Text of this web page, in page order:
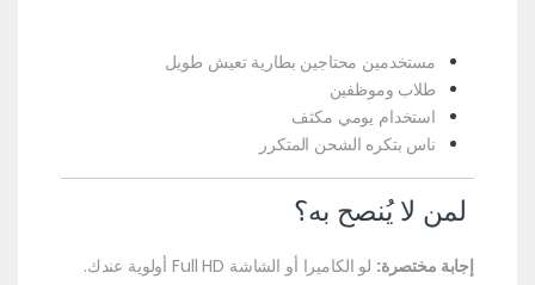
مستخدمين محتاجين بطارية تعيش طويل
طلاب وموظفين
استخدام يومي مكثف
ناس بتكره الشحن المتكرر
لمن لا يُنصح به؟
إجابة مختصرة: لو الكاميرا أو الشاشة Full HD أولوية عندك.